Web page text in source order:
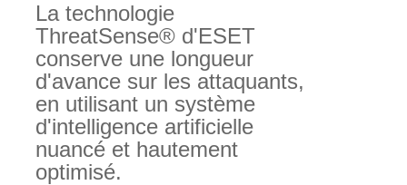
La technologie
ThreatSense® d'ESET
conserve une longueur
d'avance sur les attaquants,
en utilisant un système
d'intelligence artificielle
nuancé et hautement
optimisé.